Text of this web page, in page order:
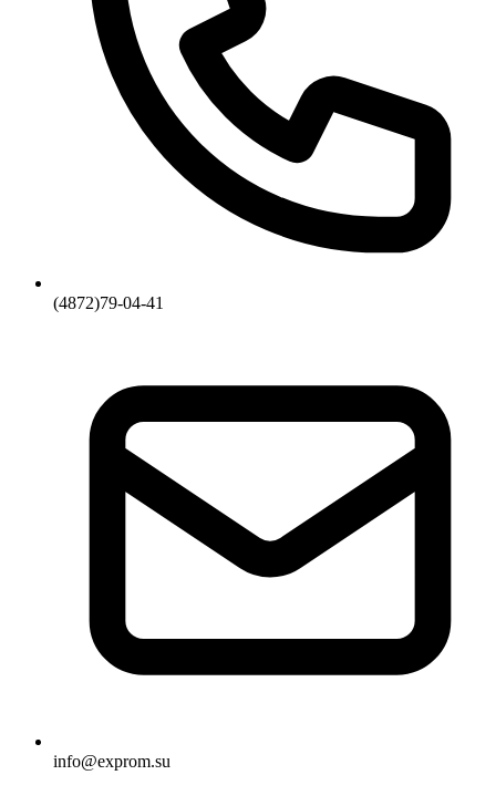
(4872)79-04-41
info@exprom.su